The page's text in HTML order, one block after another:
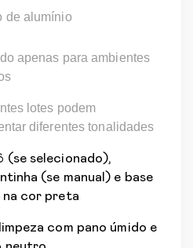
de alumínio
apenas para ambientes
lotes podem
diferentes tonalidades
(se selecionado),
(se manual) e base
na cor preta
com pano úmido e